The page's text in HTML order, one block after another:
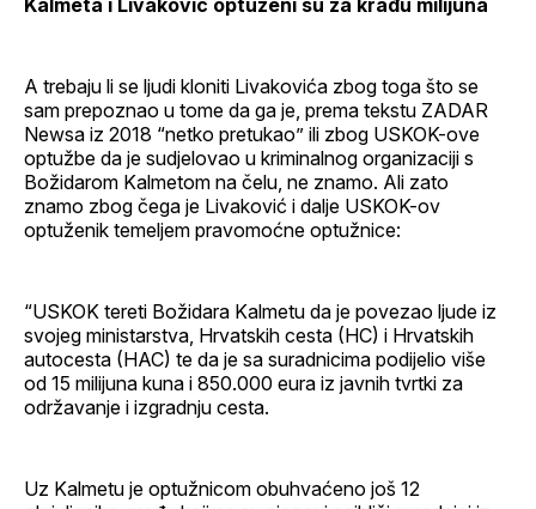
A trebaju li se ljudi kloniti Livakovića zbog toga što se
sam prepoznao u tome da ga je, prema tekstu ZADAR
Newsa iz 2018 “netko pretukao” ili zbog USKOK-ove
optužbe da je sudjelovao u kriminalnog organizaciji s
Božidarom Kalmetom na čelu, ne znamo. Ali zato
znamo zbog čega je Livaković i dalje USKOK-ov
optuženik temeljem pravomoćne optužnice:
“USKOK tereti Božidara Kalmetu da je povezao ljude iz
svojeg ministarstva, Hrvatskih cesta (HC) i Hrvatskih
autocesta (HAC) te da je sa suradnicima podijelio više
od 15 milijuna kuna i 850.000 eura iz javnih tvrtki za
održavanje i izgradnju cesta.
Uz Kalmetu je optužnicom obuhvaćeno još 12